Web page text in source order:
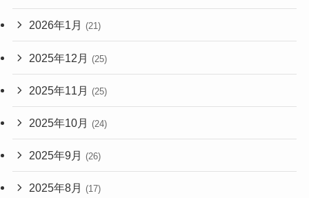
2026年1月 (21)
2025年12月 (25)
2025年11月 (25)
2025年10月 (24)
2025年9月 (26)
2025年8月 (17)